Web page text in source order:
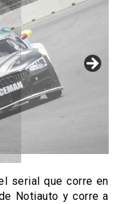
serial que corre en
Notiauto y corre a